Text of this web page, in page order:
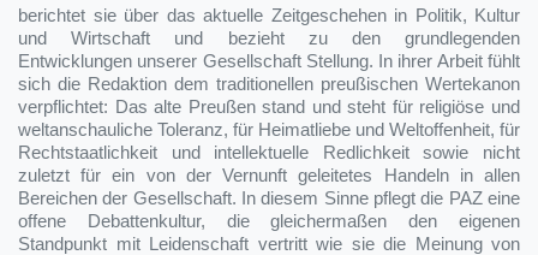
berichtet sie über das aktuelle Zeitgeschehen in Politik, Kultur
und Wirtschaft und bezieht zu den grundlegenden
Entwicklungen unserer Gesellschaft Stellung. In ihrer Arbeit fühlt
sich die Redaktion dem traditionellen preußischen Wertekanon
verpflichtet: Das alte Preußen stand und steht für religiöse und
weltanschauliche Toleranz, für Heimatliebe und Weltoffenheit, für
Rechtstaatlichkeit und intellektuelle Redlichkeit sowie nicht
zuletzt für ein von der Vernunft geleitetes Handeln in allen
Bereichen der Gesellschaft. In diesem Sinne pflegt die PAZ eine
offene Debattenkultur, die gleichermaßen den eigenen
Standpunkt mit Leidenschaft vertritt wie sie die Meinung von